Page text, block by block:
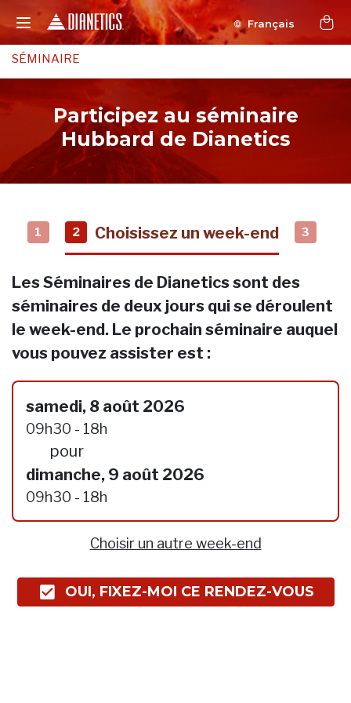
Français
SÉMINAIRE
Participez au séminaire
Hubbard de Dianetics
1 2 Choisissez un week-end 3
Les Séminaires de Dianetics sont des
séminaires de deux jours qui se déroulent
le week-end. Le prochain séminaire auquel
vous pouvez assister est :
samedi, 8 août 2026
09h30 - 18h
pour
dimanche, 9 août 2026
09h30 - 18h
Choisir un autre week-end
OUI, FIXEZ-MOI CE RENDEZ-VOUS